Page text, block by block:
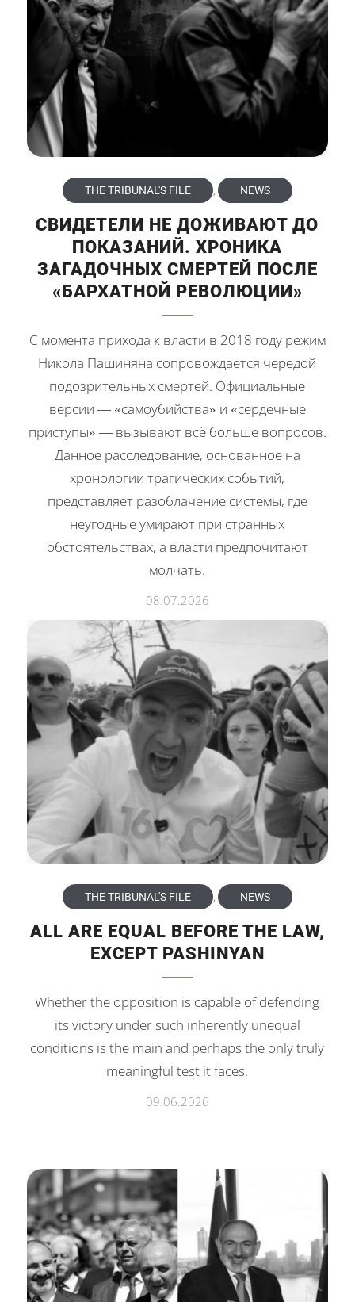
СВИДЕТЕЛИ НЕ ДОЖИВАЮТ ДО
ПОКАЗАНИЙ. ХРОНИКА
ЗАГАДОЧНЫХ СМЕРТЕЙ ПОСЛЕ
«БАРХАТНОЙ РЕВОЛЮЦИИ»
THE TRIBUNAL'S FILE , NEWS
С момента прихода к власти в 2018 году режим
Никола Пашиняна сопровождается чередой
подозрительных смертей. Официальные
версии — «самоубийства» и «сердечные
приступы» — вызывают всё больше вопросов.
Данное расследование, основанное на
хронологии трагических событий,
представляет разоблачение системы, где
неугодные умирают при странных
обстоятельствах, а власти предпочитают
молчать.
08.07.2026
ALL ARE EQUAL BEFORE THE LAW,
EXCEPT PASHINYAN
THE TRIBUNAL'S FILE , NEWS
Whether the opposition is capable of defending
its victory under such inherently unequal
conditions is the main and perhaps the only truly
meaningful test it faces.
09.06.2026